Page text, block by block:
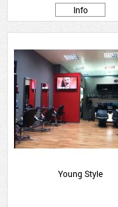
Info
Young Style